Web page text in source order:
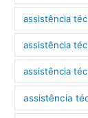
assistência
assistência
assistência
assistência